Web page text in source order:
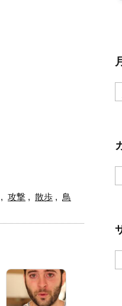
, 攻撃 , 散歩 , 鳥